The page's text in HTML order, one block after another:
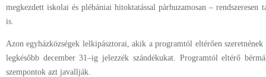
megkezdett iskolai és plébániai hitoktatással párhuzamosan – rendszeresen
is.
Azon egyházközségek lelkipásztorai, akik a programtól eltérően
legkésőbb december 31–ig jelezzék szándékukat. Programtól eltérő
szempontok azt javallják.